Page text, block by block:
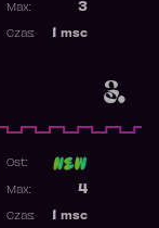
3.
3
Max:
msc
Czas:
Ost:
4
Max:
msc
Czas: